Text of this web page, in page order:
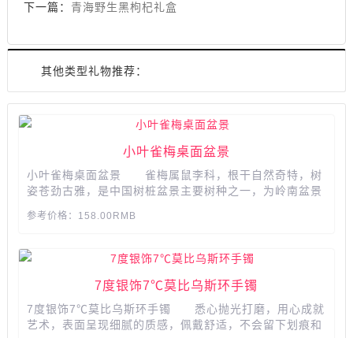
下一篇： 青海野生黑枸杞礼盒
其他类型礼物推荐：
小叶雀梅桌面盆景
小叶雀梅桌面盆景 雀梅属鼠李科，根干自然奇特，树
姿苍劲古雅，是中国树桩盆景主要树种之一，为岭南盆景
长，易造型，萌发力很强，耐修剪，小枝柔软，易蟠
参考价格：158.00RMB
7度银饰7℃莫比乌斯环手镯
7度银饰7℃莫比乌斯环手镯 悉心抛光打磨，用心成就
艺术，表面呈现细腻的质感，佩戴舒适，不会留下划痕和